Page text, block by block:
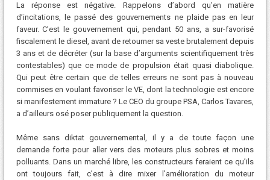
La réponse est négative. Rappelons d’abord qu’en matière
d’incitations, le passé des gouvernements ne plaide pas en leur
faveur. C’est le gouvernement qui, pendant 50 ans, a sur-favorisé
fiscalement le diesel, avant de retourner sa veste brutalement depuis
3 ans et de décréter (sur la base d’arguments scientifiquement très
contestables) que ce mode de propulsion était quasi diabolique.
Qui peut être certain que de telles erreurs ne sont pas à nouveau
commises en voulant favoriser le VE, dont la technologie est encore
si manifestement immature ? Le CEO du groupe PSA, Carlos Tavares,
a d’ailleurs osé poser publiquement la question.
Même sans diktat gouvernemental, il y a de toute façon une
demande forte pour aller vers des moteurs plus sobres et moins
polluants. Dans un marché libre, les constructeurs feraient ce qu’ils
ont toujours fait, c’est à dire mixer l’amélioration du moteur